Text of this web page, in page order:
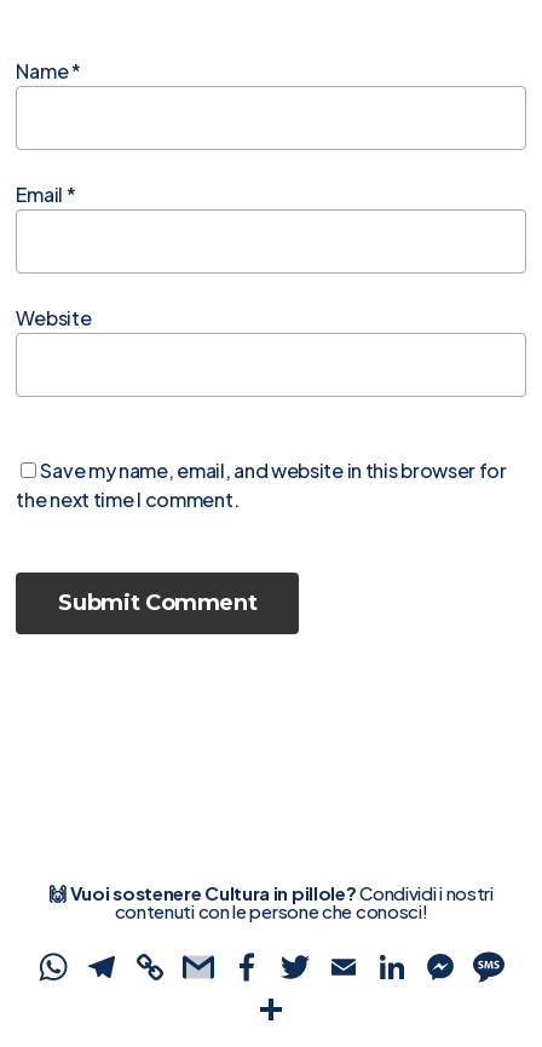
Name*
Email*
Website
Save my name, email, and website in this browser for
the next time I comment.
🙌 Vuoi sostenere Cultura in pillole?Condividi i nostri
contenuti con le persone che conosci!
WhatsApp
Telegram
CopyGmailFacebook
Twitter
Email